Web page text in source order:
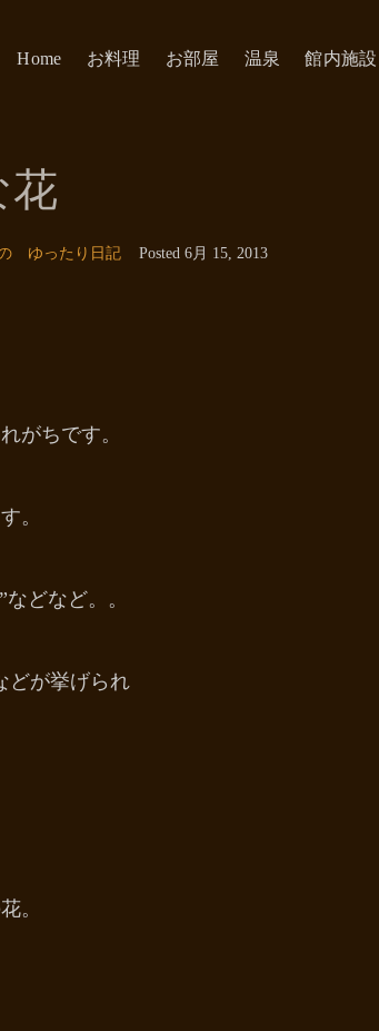
Home お料理 お部屋 温泉 館内施設
ゆったり日記 Posted 6月 15, 2013
がちです。
。
どなど。。
どが挙げられ
。